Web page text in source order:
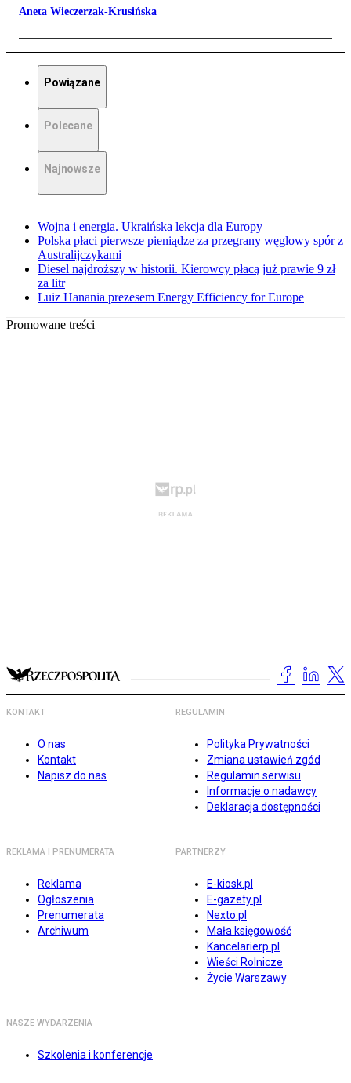
Aneta Wieczerzak-Krusińska
Powiązane
Polecane
Najnowsze
Wojna i energia. Ukraińska lekcja dla Europy
Polska płaci pierwsze pieniądze za przegrany węglowy spór z
Australijczykami
Diesel najdroższy w historii. Kierowcy płacą już prawie 9 zł
za litr
Luiz Hanania prezesem Energy Efficiency for Europe
Promowane treści
KONTAKT
O nas
Kontakt
Napisz do nas
REGULAMIN
Polityka Prywatności
Zmiana ustawień zgód
Regulamin serwisu
Informacje o nadawcy
Deklaracja dostępności
REKLAMA I PRENUMERATA
Reklama
Ogłoszenia
Prenumerata
Archiwum
PARTNERZY
E-kiosk.pl
E-gazety.pl
Nexto.pl
Mała księgowość
Kancelarierp.pl
Wieści Rolnicze
Życie Warszawy
NASZE WYDARZENIA
Szkolenia i konferencje